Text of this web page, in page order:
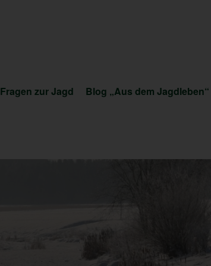
Fragen zur Jagd Blog „Aus dem Jagdleben“